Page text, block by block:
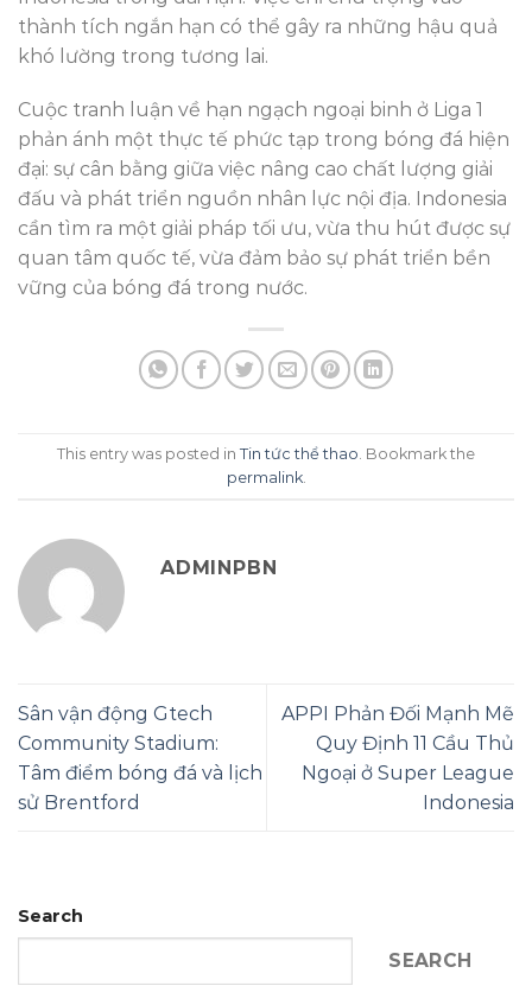
thành tích ngắn hạn có thể gây ra những hậu quả
khó lường trong tương lai.
Cuộc tranh luận về hạn ngạch ngoại binh ở Liga 1
phản ánh một thực tế phức tạp trong bóng đá hiện
đại: sự cân bằng giữa việc nâng cao chất lượng giải
đấu và phát triển nguồn nhân lực nội địa. Indonesia
cần tìm ra một giải pháp tối ưu, vừa thu hút được sự
quan tâm quốc tế, vừa đảm bảo sự phát triển bền
vững của bóng đá trong nước.
This entry was posted in Tin tức thể thao . Bookmark the
permalink.
ADMINPBN
Sân vận động Gtech
Community Stadium:
Tâm điểm bóng đá và lịch
sử Brentford
APPI Phản Đối Mạnh Mẽ
Quy Định 11 Cầu Thủ
Ngoại ở Super League
Indonesia
Search
SEARCH